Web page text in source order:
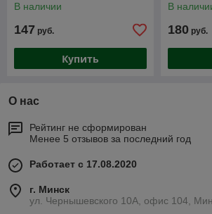
В наличии
147 руб.
Купить
В
180 руб.
О нас
Рейтинг не сформирован
Менее 5 отзывов за последний год
Работает с 17.08.2020
г. Минск
ул. Чернышевского 10А, офис 104,